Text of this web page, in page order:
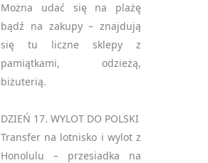
Można udać się na plażę
bądź na zakupy – znajdują
się tu liczne sklepy z
pamiątkami, odzieżą,
biżuterią.
DZIEŃ 17. WYLOT DO POLSKI
Transfer na lotnisko i wylot z
Honolulu – przesiadka na